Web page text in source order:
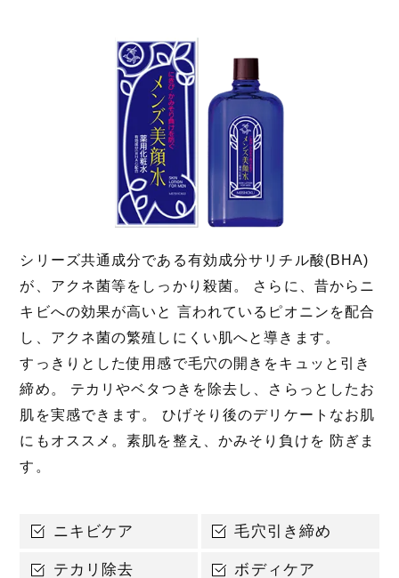
シリーズ共通成分である有効成分サリチル酸(BHA)
が、アクネ菌等をしっかり殺菌。 さらに、昔からニ
キビへの効果が高いと 言われているピオニンを配合
し、アクネ菌の繁殖しにくい肌へと導きます。
すっきりとした使用感で毛穴の開きをキュッと引き
締め。 テカリやベタつきを除去し、さらっとしたお
肌を実感できます。 ひげそり後のデリケートなお肌
にもオススメ。素肌を整え、かみそり負けを 防ぎま
す。
ニキビケア 毛穴引き締め
テカリ除去 ボディケア